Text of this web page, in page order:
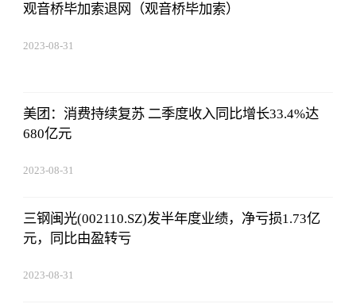
观音桥毕加索退网（观音桥毕加索）
2023-08-31
美团：消费持续复苏 二季度收入同比增长33.4%达
680亿元
2023-08-31
三钢闽光(002110.SZ)发半年度业绩，净亏损1.73亿
元，同比由盈转亏
2023-08-31